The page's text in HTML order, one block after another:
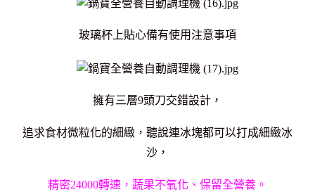
玻璃杯上貼心備有使用注意事項
擁有三層9頭刀交錯設計，
追求食材微粒化的細緻，聽說連冰塊都可以打成細緻冰
沙，
精密24000轉速，蔬果不氧化、保留全營養。